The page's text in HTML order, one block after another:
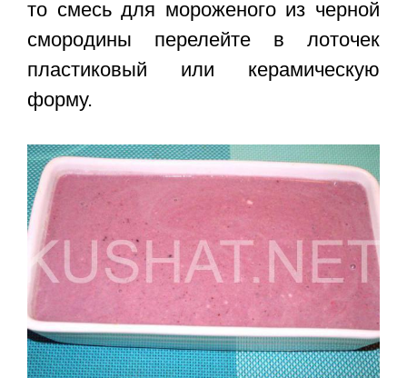
то смесь для мороженого из черной
смородины перелейте в лоточек
пластиковый или керамическую
форму.